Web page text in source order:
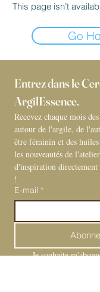
This page isn’t
Go
Entrez dans le
ArgilEssence.
Recevez chaque mois
autour de l'argile, de
être féminin et des
les nouveautés de
d'inspiration
!
E-mail *
Je souhaite